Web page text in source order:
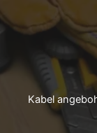
Inhalt
Kabel